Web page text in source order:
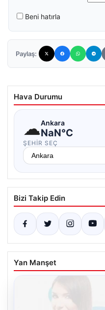
Beni hatırla
Paylaş:
Hava Durumu
☁Ankara
NaN°C
ŞEHIR SEÇ
Bizi Takip Edin
Yan Manşet